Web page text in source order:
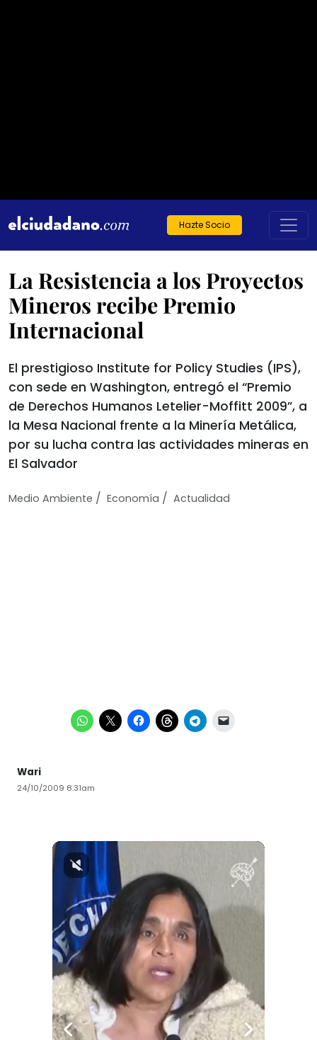
Hazte Socio
La Resistencia a los Proyectos
Mineros recibe Premio
Internacional
El prestigioso Institute for Policy Studies (IPS),
con sede en Washington, entregó el “Premio
de Derechos Humanos Letelier-Moffitt 2009”, a
la Mesa Nacional frente a la Minería Metálica,
por su lucha contra las actividades mineras en
El Salvador
Medio Ambiente / Economí­a / Actualidad
Wari
24/10/2009 8:31am